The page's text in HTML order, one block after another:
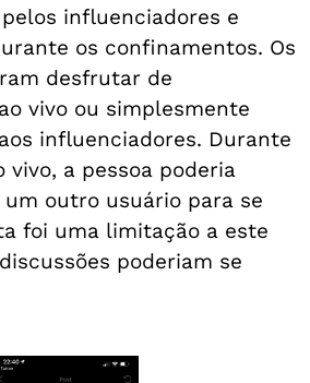
influenciadores e
os confinamentos. Os
desfrutar de
vivo ou simplesmente
influenciadores. Durante
vivo, a pessoa poderia
outro usuário para se
foi uma limitação a este
poderiam se